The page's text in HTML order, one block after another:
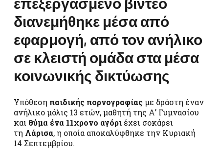
διανεμήθηκε μέσα από
εφαρμογή, από τον ανήλικο
σε κλειστή ομάδα στα μέσα
κοινωνικής δικτύωσης
Υπόθεση παιδικής πορνογραφίαςμε δράστη έναν
ανήλικο μόλις 13 ετών, μαθητή της Α’ Γυμνασίου
και θύμα ένα 11χρονο αγόρι έχει σοκάρει
τη Λάρισα, η οποία αποκαλύφθηκε την Κυριακή
14 Σεπτεμβρίου.